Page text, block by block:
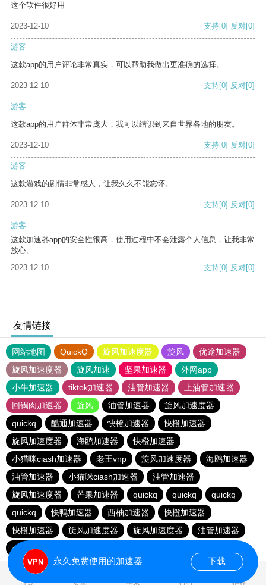
这个软件很好用
2023-12-10 支持[0] 反对[0]
游客
这款app的用户评论非常真实，可以帮助我做出更准确的选择。
2023-12-10 支持[0] 反对[0]
游客
这款app的用户群体非常庞大，我可以结识到来自世界各地的朋友。
2023-12-10 支持[0] 反对[0]
游客
这款游戏的剧情非常感人，让我久久不能忘怀。
2023-12-10 支持[0] 反对[0]
游客
这款加速器app的安全性很高，使用过程中不会泄露个人信息，让我非常
放心。
2023-12-10
支持[0] 反对[0]
友情链接
网站地图 QuickQ 旋风加速度器 旋风
优途加速器
旋风加速度器
旋风加速 坚果加速器
外网app
小牛加速器
tiktok加速器 油管加速器
上油管加速器
回锅肉加速器
旋风 油管加速器
旋风加速度器
quickq
酷通加速器 快橙加速器
快橙加速器
旋风加速度器
海鸥加速器
快橙加速器
小猫咪ciash加速器
老王vnp 旋风加速度器
海鸥加速器
油管加速器
小猫咪ciash加速器
油管加速器
旋风加速度器
芒果加速器 quickq quickq
quickq
quickq
快鸭加速器 西柚加速器
快橙加速器
快橙加速器
旋风加速度器 旋风加速度器
油管加速器
quickq
首页 安卓 苹果 排行 推荐
永久免费使用的加速器 下载
0.426060s